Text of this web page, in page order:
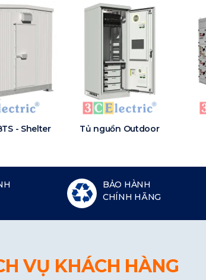
- Shelter Tủ nguồn Outdoor
BẢO HÀNH
CHÍNH HÃNG
VỤ KHÁCH HÀNG